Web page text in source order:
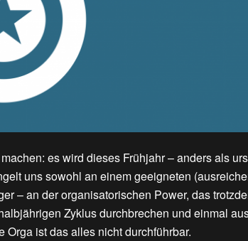
es wird dieses Frühjahr – anders als
uns sowohl an einem geeigneten
– an der organisatorischen Power, das
Zyklus durchbrechen und einmal
Orga ist das alles nicht durchführbar.